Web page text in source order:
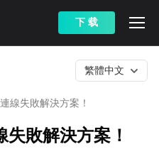
下 载
線失敗解決方案！
繁體中文
敗解決方案！